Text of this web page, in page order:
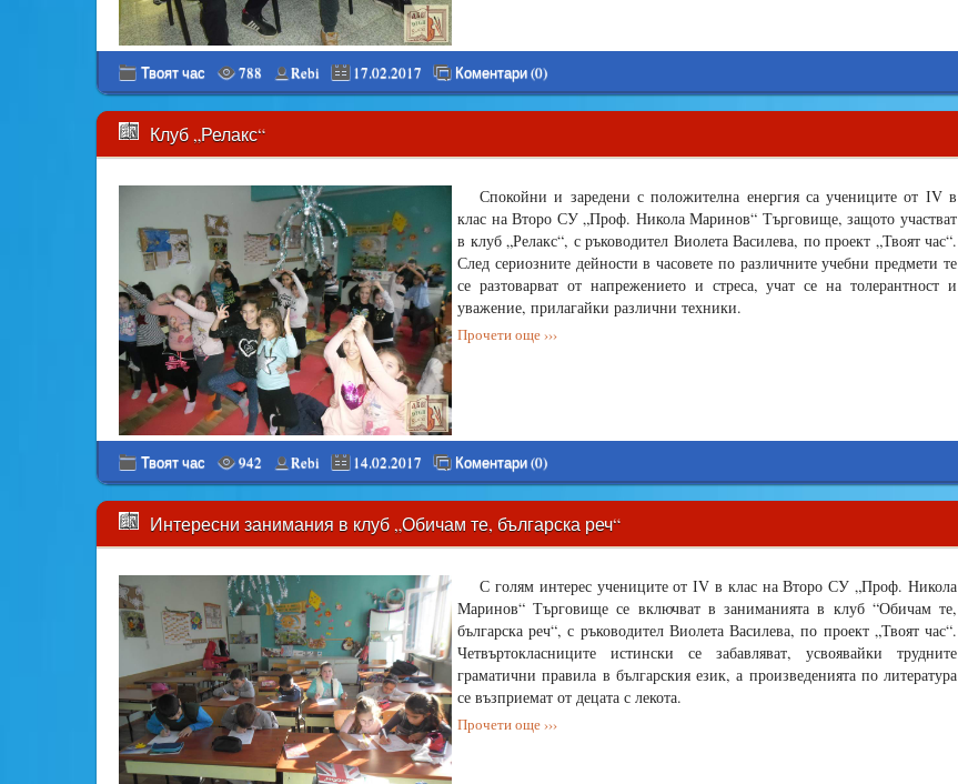
Твоят час 788 Rebi 17.02.2017 Коментари (0)
Клуб „Релакс“
Спокойни и заредени с положителна енергия са учениците от ІV в
клас на Второ СУ „Проф. Никола Маринов“ Търговище, защото участват
в клуб „Релакс“, с ръководител Виолета Василева, по проект „Твоят час“.
След сериозните дейности в часовете по различните учебни предмети те
се разтоварват от напрежението и стреса, учат се на толерантност и
уважение, прилагайки различни техники.
Прочети още ›››
Твоят час 942 Rebi 14.02.2017 Коментари (0)
Интересни занимания в клуб „Обичам те, българска реч“
С голям интерес учениците от ІV в клас на Второ СУ „Проф. Никола
Маринов“ Търговище се включват в заниманията в клуб “Обичам те,
българска реч“, с ръководител Виолета Василева, по проект „Твоят час“.
Четвъртокласниците истински се забавляват, усвоявайки трудните
граматични правила в българския език, а произведенията по литература
се възприемат от децата с лекота.
Прочети още ›››